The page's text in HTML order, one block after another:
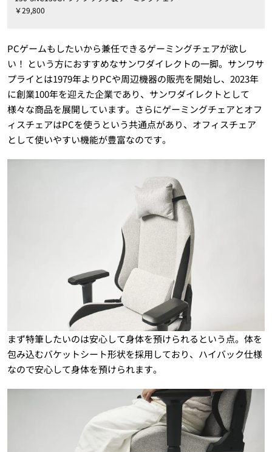
￥29,800
PCゲームもしたいから兼任できるゲーミングチェアが欲し
い！ という方におすすめなサンワダイレクトの一脚。サンワサ
プライとは1979年よりPCや周辺機器の販売を開始し、2023年
に創業100年を迎えた企業であり、サンワダイレクトとして
様々な商品を展開しています。さらにゲーミングチェアとオフ
ィスチェアはPCを使うという共通点があり、オフィスチェア
として使いやすい機能が豊富なのです。
まず特筆したいのは安心して身体を預けられるという点。体を
包み込むバケットシート形状を採用しており、ハイバック仕様
なので安心して身体を預けられます。